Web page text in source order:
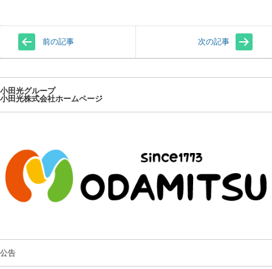
前の記事 次の記事
小田光グループ
小田光株式会社ホームページ
公告